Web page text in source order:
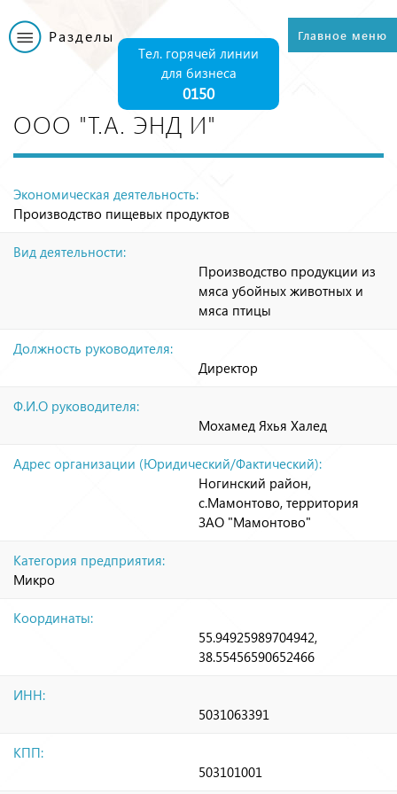
содержанию
Главное меню Главное меню
Разделы
Тел. горячей линии
для бизнеса
0150
ООО "Т.А. ЭНД И"
Экономическая деятельность:
Производство пищевых продуктов
Вид деятельности:
Производство продукции из
мяса убойных животных и
мяса птицы
Должность руководителя:
Директор
Ф.И.О руководителя:
Мохамед Яхья Халед
Адрес организации (Юридический/Фактический):
Ногинский район,
с.Мамонтово, территория
ЗАО "Мамонтово"
Категория предприятия:
Микро
Координаты:
55.94925989704942,
38.55456590652466
ИНН:
5031063391
КПП:
503101001